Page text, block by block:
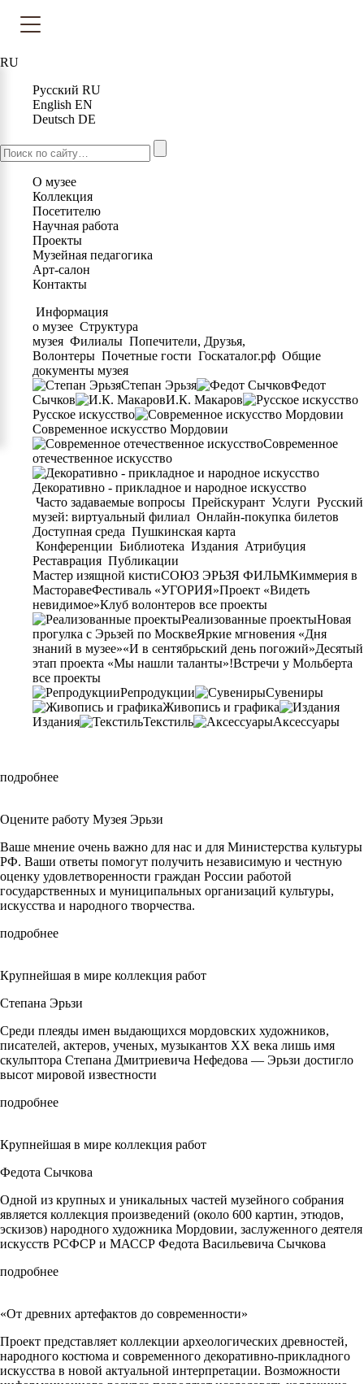
RU
Русский RU
English EN
Deutsch DE
О музее
Коллекция
Посетителю
Научная работа
Проекты
Музейная педагогика
Арт-салон
Контакты
Информация
о музее Структура
музея Филиалы Попечители, Друзья,
Волонтеры Почетные гости Госкаталог.рф Общие
документы музея
Степан Эрьзя
Федот
Сычков
И.К. Макаров
Русское искусство
Современное искусство Мордовии
Современное
отечественное искусство
Декоративно - прикладное и народное искусство
Часто задаваемые вопросы Прейскурант Услуги Русский
музей: виртуальный филиал Онлайн-покупка билетов
Доступная среда Пушкинская карта
Конференции Библиотека Издания Атрибуция
Реставрация Публикации
Мастер изящной кистиСОЮЗ ЭРЬЗЯ ФИЛЬМКиммерия в
МасторавеФестиваль «УГОРИЯ»Проект «Видеть
невидимое»Клуб волонтеров все проекты
Реализованные проектыНовая
прогулка с Эрьзей по МосквеЯркие мгновения «Дня
знаний в музее»«И в сентябрьский день погожий»Десятый
этап проекта «Мы нашли таланты»!Встречи у Мольберта
все проекты
Репродукции
Сувениры
Живопись и графика
Издания
Текстиль Аксессуары
подробнее
Оцените работу Музея Эрьзи
Ваше мнение очень важно для нас и для Министерства культуры
РФ. Ваши ответы помогут получить независимую и честную
оценку удовлетворенности граждан России работой
государственных и муниципальных организаций культуры,
искусства и народного творчества.
подробнее
Крупнейшая в мире коллекция работ
Степана Эрьзи
Среди плеяды имен выдающихся мордовских художников,
писателей, актеров, ученых, музыкантов ХХ века лишь имя
скульптора Степана Дмитриевича Нефедова — Эрьзи достигло
высот мировой известности
подробнее
Крупнейшая в мире коллекция работ
Федота Сычкова
Одной из крупных и уникальных частей музейного собрания
является коллекция произведений (около 600 картин, этюдов,
эскизов) народного художника Мордовии, заслуженного деятеля
искусств РСФСР и МАССР Федота Васильевича Сычкова
подробнее
«От древних артефактов до современности»
Проект представляет коллекции археологических древностей,
народного костюма и современного декоративно-прикладного
искусства в новой актуальной интерпретации. Возможности